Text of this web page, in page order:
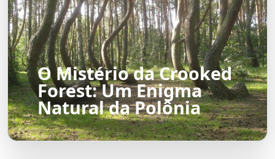
O Mistério da Crooked
Forest: Um Enigma
Natural da Polônia